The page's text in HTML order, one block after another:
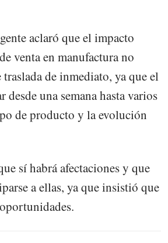
aclaró que el impacto
venta en manufactura no
traslada de inmediato, ya que el
desde una semana hasta varios
de producto y la evolución
sí habrá afectaciones y que
a ellas, ya que insistió que